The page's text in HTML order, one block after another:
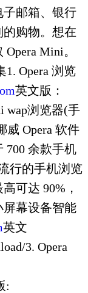
邮箱、银行
购物。想在
Mini。
Opera 浏览
英文版：
wap浏览器(手
威 Opera 软件
700 余款手机
行的手机浏览
可达 90%，
幕设备智能
英文
3. Opera
: